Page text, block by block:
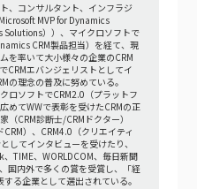
、コンサルタント、インフラジ
MVP for Dynamics
Solutions））、マイクロソフトで
CRM製品担当）を経て、現
を率いて大小様々の企業のCRM
CRMエバンジェリストとしてイ
の理念の普及に努めている。
ロソフトでCRM2.0（プラットフ
めてWWで表彰を受けたCRMの正
（CRM診断士/CRMドクター）
）、CRM4.0（クリエイティ
してインタビューを受けたり、
TIME、WORLDCOM、毎日新聞
国内外で多くの賞を受賞し、「経
る企業として選出されている。